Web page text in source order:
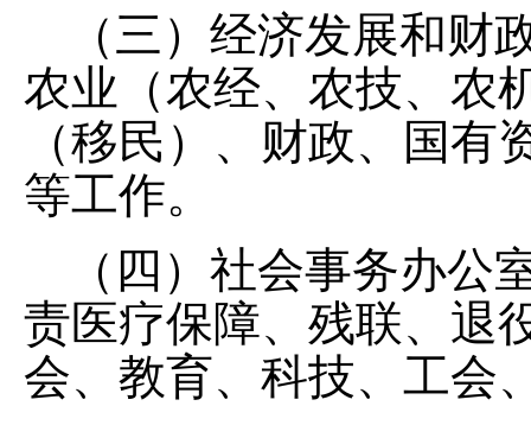
（ 三 ）经济发展和财
农业（农经、农技、 农
（移民）、 财政、国有
等工作。
（四）社会事务办公
责 医疗保障、残联、 退
会、教育、科技、工会